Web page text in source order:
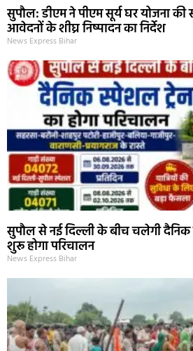
सुपौल: डीएम ने पीएम सूर्य घर योजना
आवेदनों के शीघ्र निष्पादन का निर्देश
News Express Bihar
सुपौल से नई दिल्ली के बीच चलेगी
शुरू होगा परिचालन
News Express Bihar